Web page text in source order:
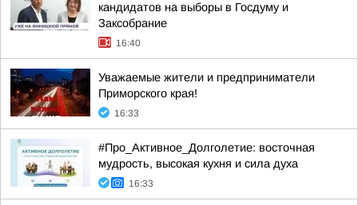
кандидатов на выборы в Госдуму и
Заксобрание
16:40
Уважаемые жители и предприниматели
Приморского края!
16:33
#Про_Активное_Долголетие: восточная
мудрость, высокая кухня и сила духа
16:33